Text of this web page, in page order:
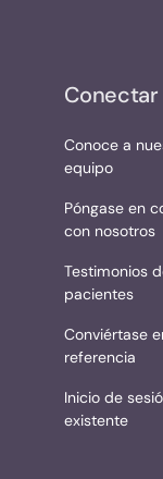
Conectar
Conoce a
equipo
Póngase en
con nosotros
Testimonios
pacientes
Conviértase
referencia
Inicio de
existente